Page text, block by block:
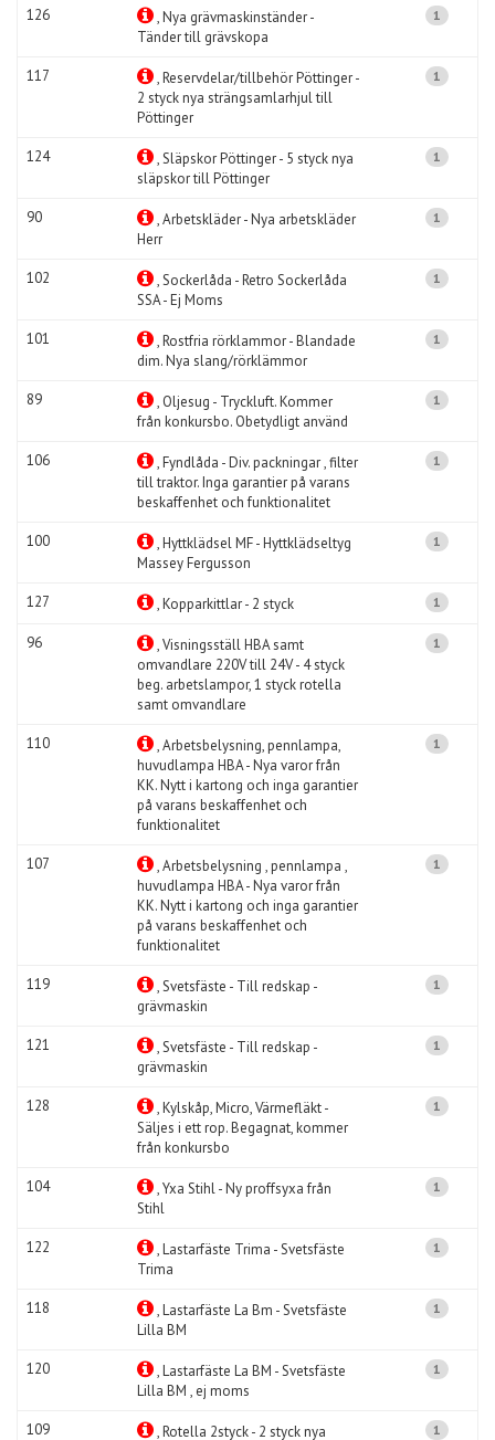
126
, Nya grävmaskinständer -
Tänder till grävskopa
1
117
, Reservdelar/tillbehör Pöttinger -
2 styck nya strängsamlarhjul till
Pöttinger
1
124
, Släpskor Pöttinger - 5 styck nya
släpskor till Pöttinger
1
90
, Arbetskläder - Nya arbetskläder
Herr
1
102
, Sockerlåda - Retro Sockerlåda
SSA - Ej Moms
1
101
, Rostfria rörklammor - Blandade
dim. Nya slang/rörklämmor
1
89
, Oljesug - Tryckluft. Kommer
från konkursbo. Obetydligt använd
1
106
, Fyndlåda - Div. packningar , filter
till traktor. Inga garantier på varans
beskaffenhet och funktionalitet
1
100
, Hyttklädsel MF - Hyttklädseltyg
Massey Fergusson
1
127 , Kopparkittlar - 2 styck 1
96
, Visningsställ HBA samt
omvandlare 220V till 24V - 4 styck
beg. arbetslampor, 1 styck rotella
samt omvandlare
1
110
, Arbetsbelysning, pennlampa,
huvudlampa HBA - Nya varor från
KK. Nytt i kartong och inga garantier
på varans beskaffenhet och
funktionalitet
1
107
, Arbetsbelysning , pennlampa ,
huvudlampa HBA - Nya varor från
KK. Nytt i kartong och inga garantier
på varans beskaffenhet och
funktionalitet
1
119
, Svetsfäste - Till redskap -
grävmaskin
1
121
, Svetsfäste - Till redskap -
grävmaskin
1
128
, Kylskåp, Micro, Värmefläkt -
Säljes i ett rop. Begagnat, kommer
från konkursbo
1
104
, Yxa Stihl - Ny proffsyxa från
Stihl
1
122
, Lastarfäste Trima - Svetsfäste
Trima
1
118
, Lastarfäste La Bm - Svetsfäste
Lilla BM
1
120
, Lastarfäste La BM - Svetsfäste
Lilla BM , ej moms
1
109 , Rotella 2styck - 2 styck nya 1